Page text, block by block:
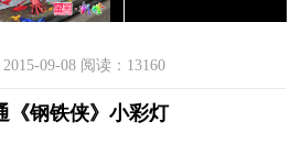
09-08 阅读：13160
《钢铁侠》小彩灯